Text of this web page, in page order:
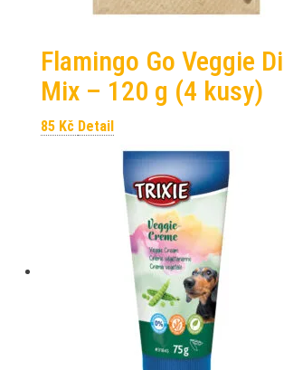
Flamingo Go Veggie
Mix – 120 g (4 kusy)
85 Kč Detail